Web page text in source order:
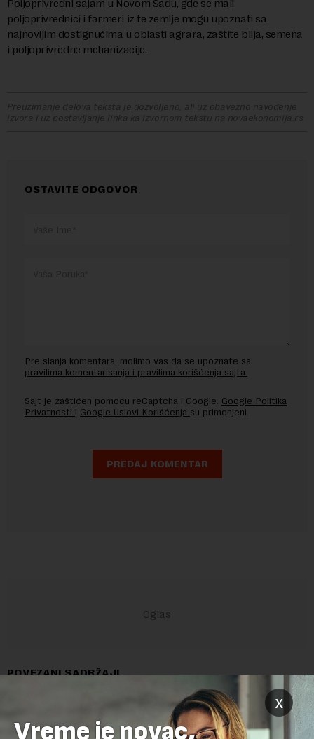
Poljoprivredni sajam u Novom Sadu, gde se mali
poljoprivrednici i farmeri iz te zemlje mogu upoznati sa
najnovijim dostignućima u oblasti agrara, zaštite bilja, semena
i poljoprivredne mehanizacije.
Preuzimanje delova teksta je dozvoljeno, ali uz obavezno navođenje
izvora i uz postavljanje linka ka izvornom tekstu na novaekonomija.rs
OSTAVITE ODGOVOR
Pre slanja komentara, molimo vas da se upoznate sa
pravilima komentarisanja i pravilima korišćenja sajta.
Sajt je zaštićen pomocu reCaptcha i Google. Google Politika
Privatnosti i Google Uslovi Korišćenja su primenjeni.
POVEZANI SADRŽAJI
x
Vreme je novac,